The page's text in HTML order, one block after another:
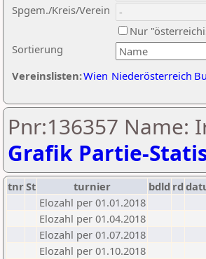
Sortierung
Spgem./Kreis/Verein
Nur
Vereinslisten:Wien Niederösterreich
Pnr:136357 Name:
Grafik Partie-
tnrSt turnier bdld rd
Elozahl per 01.01.2018
Elozahl per 01.04.2018
Elozahl per 01.07.2018
Elozahl per 01.10.2018